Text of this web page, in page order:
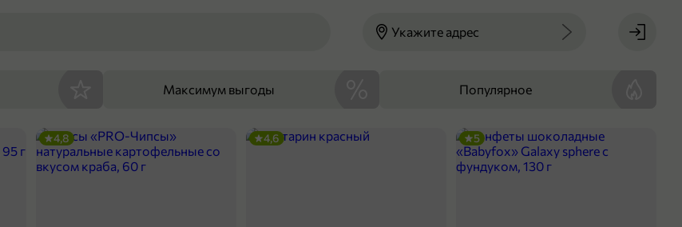
Укажите адрес
Максимум выгоды Популярное
4,8 4,6 5